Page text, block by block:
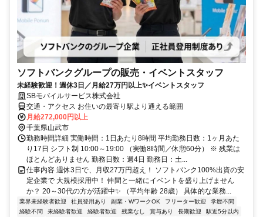
ソフトバンクグループの販売・イベントスタッフ
未経験歓迎！週休3日／月給27万円以上✨イベントスタッフ
SBモバイルサービス株式会社
交通・アクセス お住いの最寄り駅より通える範囲
月給272,000円以上
千葉県山武市
勤務時間詳細 実働時間：1日あたり8時間 平均勤務日数：1ヶ月あた
り17日 シフト制 10:00～19:00 （実働8時間／休憩60分） ※ 残業は
ほとんどありません 勤務日数：週4日 勤務日：土...
仕事内容 週休3日で、月収27万円超え！ ソフトバンク100%出資の安
定企業で 大規模採用中！ 仲間と一緒にイベントを盛り上げません
か？ 20～30代の方が活躍中✨ （平均年齢 28歳） 具体的な業務...
業界未経験者歓迎 社員登用あり 副業・WワークOK フリーター歓迎
学歴不問
経験不問
未経験者歓迎 経験者歓迎 残業なし 賞与あり 長期歓迎
駅近5分以内